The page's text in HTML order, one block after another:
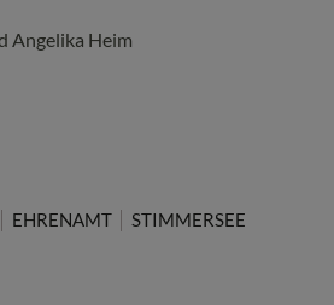
Angelika Heim
EHRENAMT STIMMERSEE